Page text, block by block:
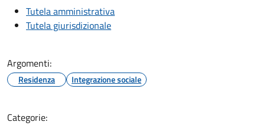
Tutela amministrativa
Tutela giurisdizionale
Argomenti:
Residenza Integrazione sociale
Categorie: